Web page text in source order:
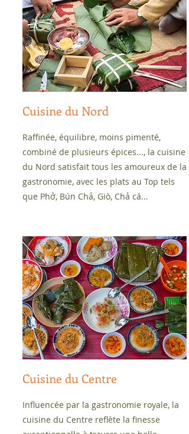
Cuisine du Nord
Raffinée, équilibre, moins pimenté,
combiné de plusieurs épices..., la cuisine
du Nord satisfait tous les amoureux de la
gastronomie, avec les plats au Top tels
que Phở, Bún Chả, Giò, Chả cá...
Cuisine du Centre
Influencée par la gastronomie royale, la
cuisine du Centre reflète la finesse